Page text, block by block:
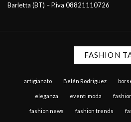
Barletta (BT) – P.iva 08821110726
FASHION
artigianato Belén Rodriguez
eleganza eventi moda
fashion news fashion trends